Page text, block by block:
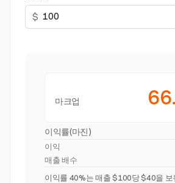
$
마크업
이익률(마진)
이익
매출 배수
이익률 40%는 매출 $100당 $40을 보